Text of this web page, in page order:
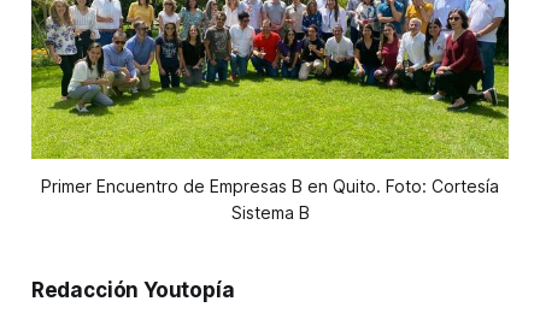
Primer Encuentro de Empresas B en Quito. Foto: Cortesía
Sistema B
Redacción Youtopía